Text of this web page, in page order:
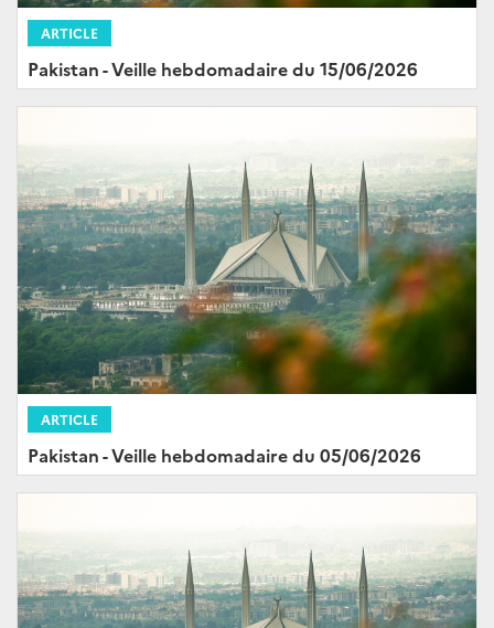
ARTICLE
Pakistan - Veille hebdomadaire du 15/06/2026
ARTICLE
Pakistan - Veille hebdomadaire du 05/06/2026